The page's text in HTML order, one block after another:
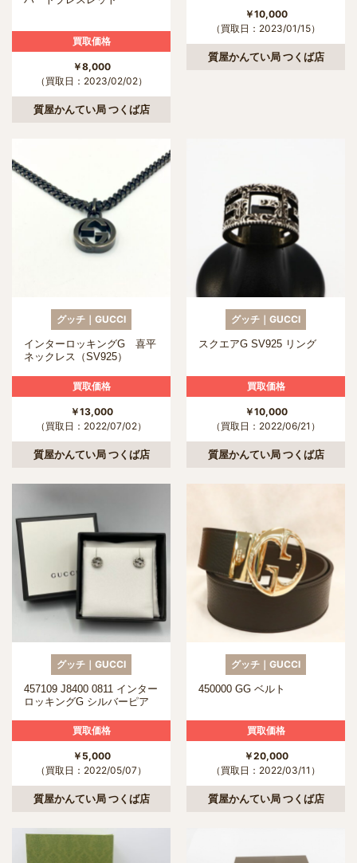
買取価格
￥8,000
（買取日：2023/02/02）
質屋かんてい局 つくば店
￥10,000
（買取日：2023/01/15）
質屋かんてい局 つくば店
グッチ｜GUCCI
インターロッキングG 喜平
ネックレス（SV925）
買取価格
￥13,000
（買取日：2022/07/02）
質屋かんてい局 つくば店
グッチ｜GUCCI
スクエアG SV925 リング
買取価格
￥10,000
（買取日：2022/06/21）
質屋かんてい局 つくば店
グッチ｜GUCCI
457109 J8400 0811 インター
ロッキングG シルバーピア
買取価格
￥5,000
（買取日：2022/05/07）
質屋かんてい局 つくば店
グッチ｜GUCCI
450000 GG ベルト
買取価格
￥20,000
（買取日：2022/03/11）
質屋かんてい局 つくば店